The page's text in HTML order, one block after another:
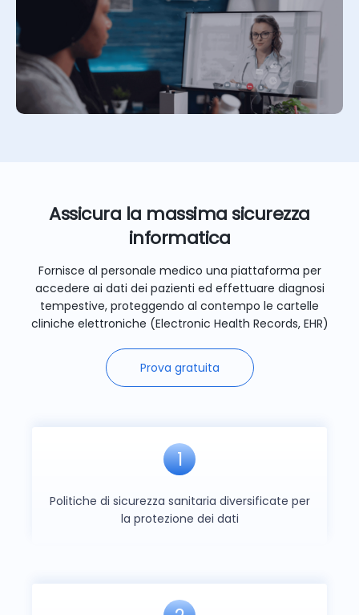
Assicura la massima sicurezza
informatica
Fornisce al personale medico una piattaforma per
accedere ai dati dei pazienti ed effettuare diagnosi
tempestive, proteggendo al contempo le cartelle
cliniche elettroniche (Electronic Health Records, EHR)
Prova gratuita
1
Politiche di sicurezza sanitaria diversificate per
la protezione dei dati